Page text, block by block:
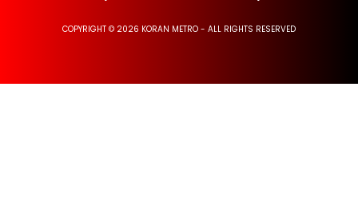
COPYRIGHT © 2026 KORAN METRO - ALL RIGHTS RESERVED